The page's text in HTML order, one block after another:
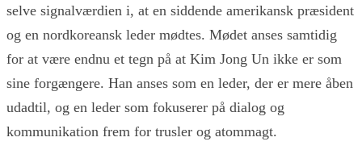
selve signalværdien i, at en siddende amerikansk præsident
og en nordkoreansk leder mødtes. Mødet anses samtidig
for at være endnu et tegn på at Kim Jong Un ikke er som
sine forgængere. Han anses som en leder, der er mere åben
udadtil, og en leder som fokuserer på dialog og
kommunikation frem for trusler og atommagt.